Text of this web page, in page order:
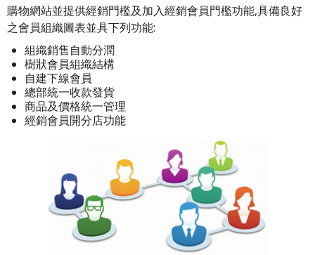
購物網站並提供經銷門檻及加入經銷會員門檻功能,具備良好
之會員組織圖表並具下列功能:
組織銷售自動分潤
樹狀會員組織結構
自建下線會員
總部統一收款發貨
商品及價格統一管理
經銷會員開分店功能